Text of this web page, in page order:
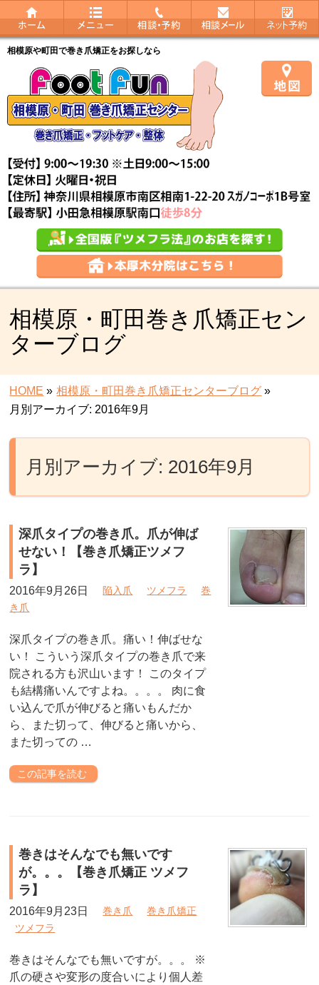
相模原や町田で巻き爪矯正をお探しなら
相模原・町田巻き爪矯正セン
ターブログ
HOME » 相模原・町田巻き爪矯正センターブログ »
月別アーカイブ: 2016年9月
月別アーカイブ: 2016年9月
深爪タイプの巻き爪。爪が伸ば
せない！【巻き爪矯正ツメフ
ラ】
2016年9月26日 陥入爪 ツメフラ
巻
き爪
深爪タイプの巻き爪。痛い！伸ばせな
い！ こういう深爪タイプの巻き爪で来
院される方も沢山います！ このタイプ
も結構痛いんですよね。。。。 肉に食
い込んで爪が伸びると痛いもんだか
ら、また切って、伸びると痛いから、
また切っての …
この記事を読む
巻きはそんなでも無いです
が。。。【巻き爪矯正 ツメフ
ラ】
2016年9月23日 巻き爪
巻き爪矯正
ツメフラ
巻きはそんなでも無いですが。。。 ※
爪の硬さや変形の度合いにより個人差